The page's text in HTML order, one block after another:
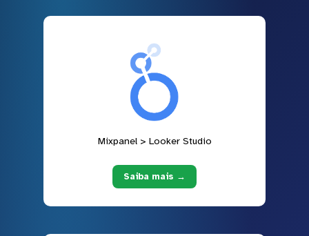
Mixpanel > Looker Studio
Saiba mais →